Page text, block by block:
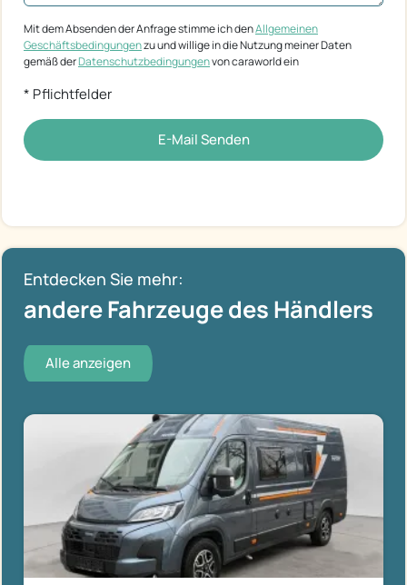
Mit dem Absenden der Anfrage stimme ich denAllgemeinen
Geschäftsbedingungenzu und willige in die Nutzung meiner Daten
gemäß derDatenschutzbedingungenvon caraworld ein
* Pflichtfelder
E-Mail Senden
Entdecken Sie mehr:
andere Fahrzeuge des Händlers
Alle anzeigen